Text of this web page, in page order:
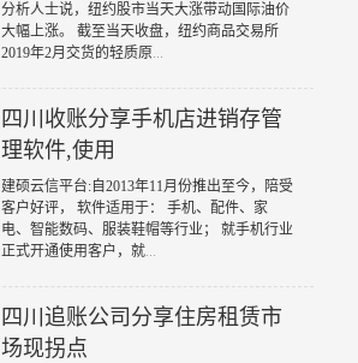
分析人士说，纽约股市当天大涨带动国际油价
大幅上涨。 截至当天收盘，纽约商品交易所
2019年2月交货的轻质原...
四川收账分享手机店进销存管
理软件,使用
​建硕云信平台:自2013年11月份推出至今，陪受
客户好评， 软件适用于： 手机、配件、家
电、智能数码、服装鞋帽等行业； 就手机行业
正式开通使用客户，就...
四川追账公司分享住房租赁市
场现拐点